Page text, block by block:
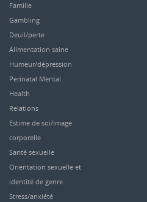
Famille
Gambling
Deuil/perte
Alimentation saine
Humeur/dépression
Perinatal Mental
Health
Relations
Estime de soi/image
corporelle
Santé sexuelle
Orientation sexuelle et
identité de genre
Stress/anxiété